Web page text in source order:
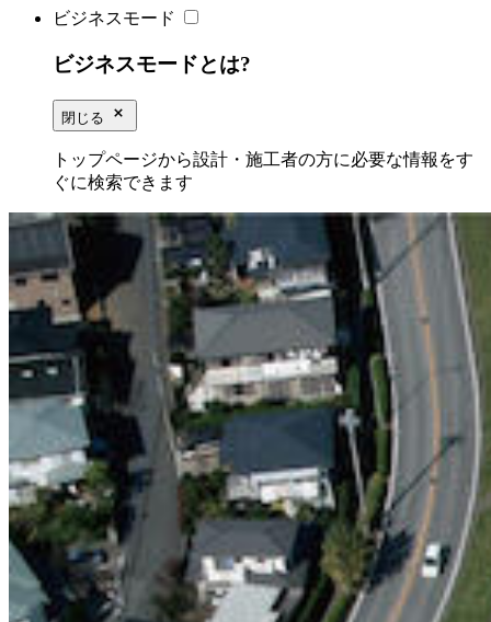
ビジネスモード
ビジネスモードとは?
閉じる close_small
トップページから設計・施工者の方に必要な情報をす
ぐに検索できます